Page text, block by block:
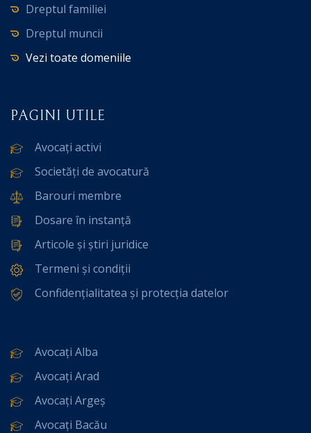
Dreptul familiei
Dreptul muncii
Vezi toate domeniile
PAGINI UTILE
Avocați activi
Societăți de avocatură
Barouri membre
Dosare în instanță
Articole și știri juridice
Termeni și condiții
Confidențialitatea și protecția datelor
Avocați Alba
Avocați Arad
Avocați Argeș
Avocați Bacău